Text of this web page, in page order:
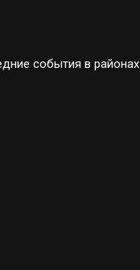
события в районах